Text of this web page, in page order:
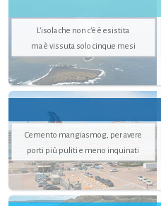
L’isola che non c'è è esistita
ma è vissuta solo cinque mesi
Cemento mangiasmog, per avere
porti più puliti e meno inquinati